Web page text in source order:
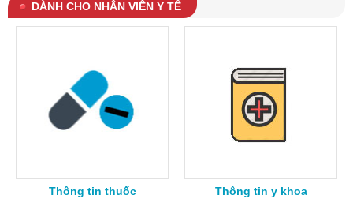
DÀNH CHO NHÂN VIÊN Y TẾ
Thông tin thuốc Thông tin y khoa